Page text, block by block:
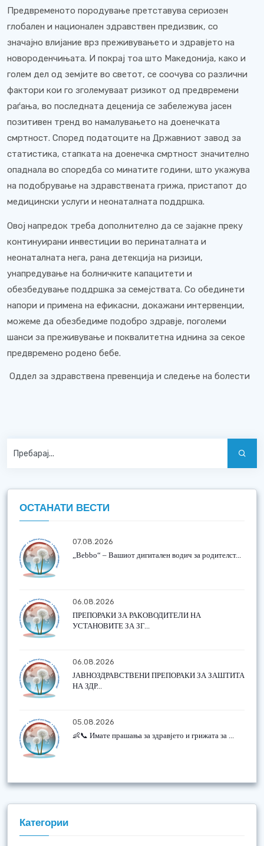
Предвременото породување претставува сериозен
глобален и национален здравствен предизвик, со
значајно влијание врз преживувањето и здравјето на
новороденчињата. И покрај тоа што Македонија, како и
голем дел од земјите во светот, се соочува со различни
фактори кои го зголемуваат ризикот од предвремени
раѓања, во последната деценија се забележува јасен
позитивен тренд во намалувањето на доенечката
смртност. Според податоците на Државниот завод за
статистика, стапката на доенечка смртност значително
опаднала во споредба со минатите години, што укажува
на подобрување на здравствената грижа, пристапот до
медицински услуги и неонаталната поддршка.
Овој напредок треба дополнително да се зајакне преку
континуирани инвестиции во перинаталната и
неонаталната нега, рана детекција на ризици,
унапредување на болничките капацитети и
обезбедување поддршка за семејствата. Со обединети
напори и примена на ефикасни, докажани интервенции,
можеме да обезбедиме подобро здравје, поголеми
шанси за преживување и поквалитетна иднина за секое
предвремено родено бебе.
Оддел за здравствена превенција и следење на болести
ОСТАНАТИ ВЕСТИ
07.08.2026
„Bebbo“ – Вашиот дигитален водич за родителст...
06.08.2026
ПРЕПОРАКИ ЗА РАКОВОДИТЕЛИ НА
УСТАНОВИТЕ ЗА ЗГ...
06.08.2026
ЈАВНОЗДРАВСТВЕНИ ПРЕПОРАКИ ЗА ЗАШТИТА
НА ЗДР...
05.08.2026
👶📞 Имате прашања за здравјето и грижата за ...
Категории